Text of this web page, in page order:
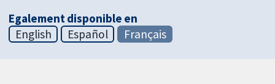
Egalement disponible en
English
Español Français